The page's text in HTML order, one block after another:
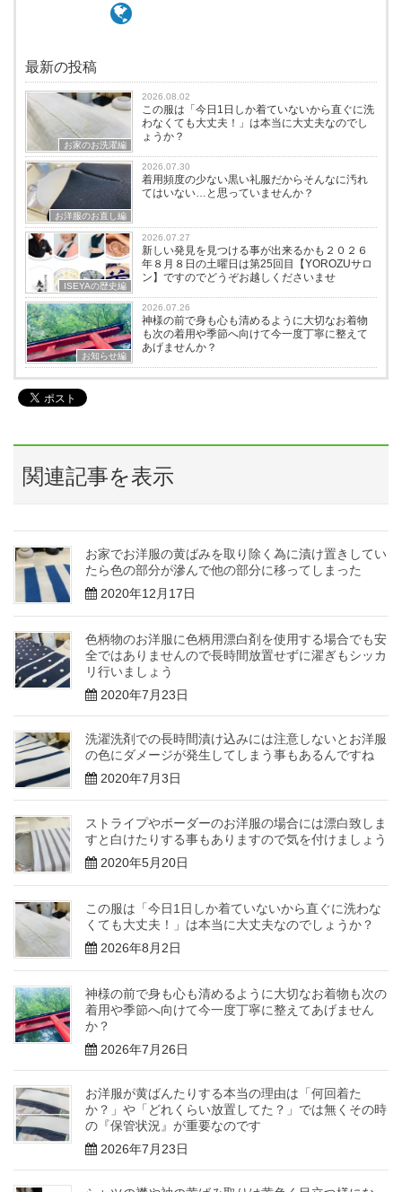
最新の投稿
お家のお洗濯編
2026.08.02
この服は「今日1日しか着ていないから直ぐに洗
わなくても大丈夫！」は本当に大丈夫なのでし
ょうか？
お洋服のお直し編
2026.07.30
着用頻度の少ない黒い礼服だからそんなに汚れ
てはいない…と思っていませんか？
ISEYAの歴史編
2026.07.27
新しい発見を見つける事が出来るかも２０２６
年８月８日の土曜日は第25回目【YOROZUサロ
ン】ですのでどうぞお越しくださいませ
お知らせ編
2026.07.26
神様の前で身も心も清めるように大切なお着物
も次の着用や季節へ向けて今一度丁寧に整えて
あげませんか？
関連記事を表示
お家でお洋服の黄ばみを取り除く為に漬け置きしてい
たら色の部分が滲んで他の部分に移ってしまった
2020年12月17日
色柄物のお洋服に色柄用漂白剤を使用する場合でも安
全ではありませんので長時間放置せずに濯ぎもシッカ
リ行いましょう
2020年7月23日
洗濯洗剤での長時間漬け込みには注意しないとお洋服
の色にダメージが発生してしまう事もあるんですね
2020年7月3日
ストライプやボーダーのお洋服の場合には漂白致しま
すと白けたりする事もありますので気を付けましょう
2020年5月20日
この服は「今日1日しか着ていないから直ぐに洗わな
くても大丈夫！」は本当に大丈夫なのでしょうか？
2026年8月2日
神様の前で身も心も清めるように大切なお着物も次の
着用や季節へ向けて今一度丁寧に整えてあげません
か？
2026年7月26日
お洋服が黄ばんたりする本当の理由は「何回着た
か？」や「どれくらい放置してた？」では無くその時
の『保管状況』が重要なのです
2026年7月23日